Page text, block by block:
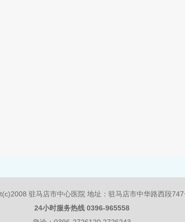
驻马店市中心医院 地址：驻马店市中华路西段747
24小时服务热线 0396-965558